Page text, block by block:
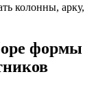
колонны, арку,
формы